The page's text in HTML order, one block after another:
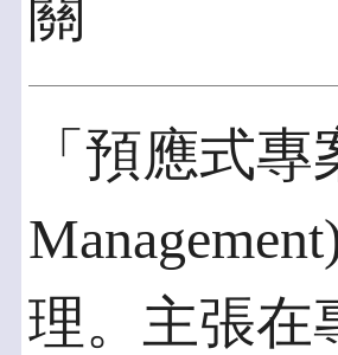
關
「預應式
理。主張在